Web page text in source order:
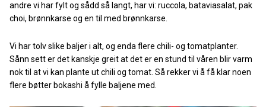
andre vi har fylt og sådd så langt, har vi: ruccola, bataviasalat, pak
choi, brønnkarse og en til med brønnkarse.
Vi har tolv slike baljer i alt, og enda flere chili- og tomatplanter.
Sånn sett er det kanskje greit at det er en stund til våren blir varm
nok til at vi kan plante ut chili og tomat. Så rekker vi å få klar noen
flere bøtter bokashi å fylle baljene med.